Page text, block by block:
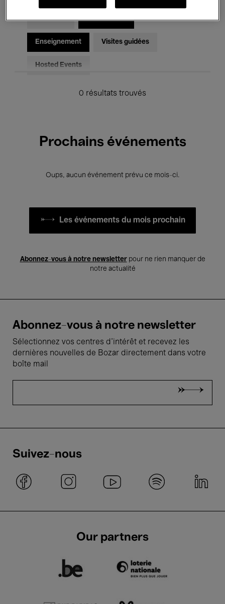
Pour tous Kids’ Palace
Enseignement Visites guidées
Hosted Events
0 résultats trouvés
Prochains événements
Oups, aucun événement prévu ce mois-ci.
Les événements du mois prochain
Abonnez-vous à notre newsletterpour ne rien manquer de
notre actualité
Abonnez-vous à notre newsletter
Sélectionnez vos centres d'intérêt et recevez les
dernières nouvelles de Bozar directement dans votre
boîte mail
Suivez-nous
Our partners